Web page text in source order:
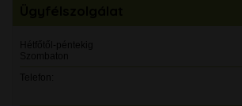
Hétfőtől-péntekig
Szombaton
Telefon: